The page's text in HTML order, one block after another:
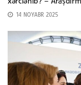
xərclənib? –
14 NOYABR 2025